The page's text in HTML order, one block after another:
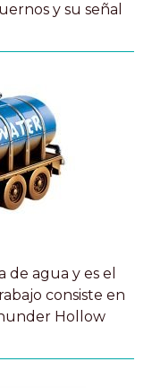
y su señal
de agua y es el
consiste en
Hollow